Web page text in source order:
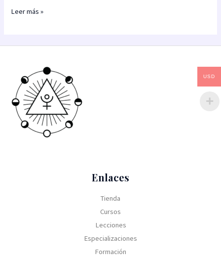
Leer más »
Enlaces
Tienda
Cursos
Lecciones
Especializaciones
Formación
USD